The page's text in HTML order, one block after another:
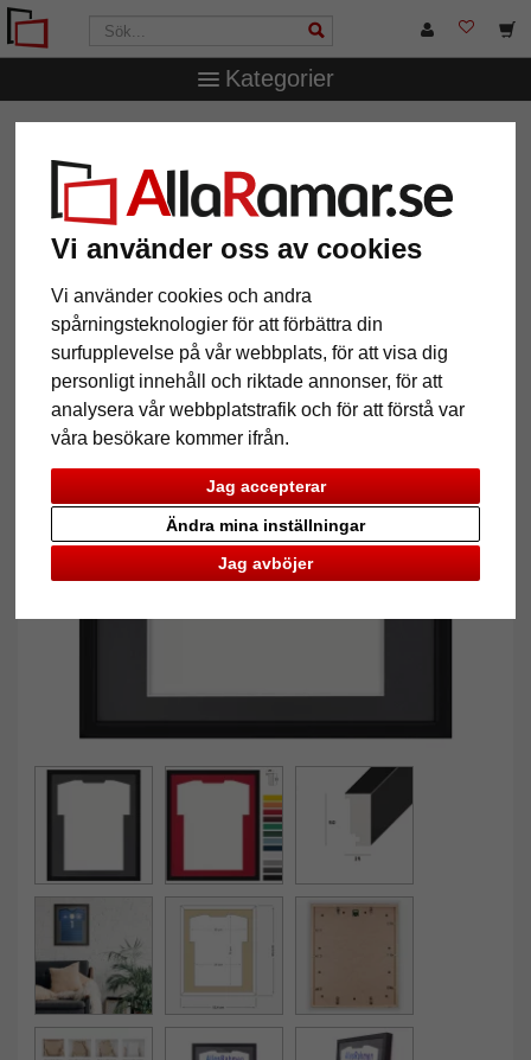
Vi använder oss av cookies
Vi använder cookies och andra
spårningsteknologier för att förbättra din
surfupplevelse på vår webbplats, för att visa dig
personligt innehåll och riktade annonser, för att
analysera vår webbplatstrafik och för att förstå var
våra besökare kommer ifrån.
Jag accepterar
Jag avböjer
Ändra mina inställningar
Kategorier
Trikåram Comfort Black med
passepartout